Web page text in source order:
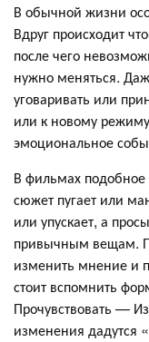
В обычной жизни
Вдруг происходит
после чего
нужно меняться.
уговаривать или
или к новому
эмоциональное
В фильмах
сюжет пугает или
или упускает, а
привычным вещам.
изменить мнение и
стоит вспомнить
Прочувствовать —
изменения дадутся